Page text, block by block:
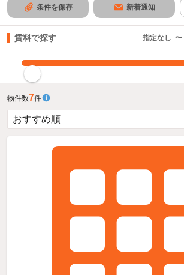
条件を保存 新着通知
賃料で探す 指定なし 〜
物件数7件